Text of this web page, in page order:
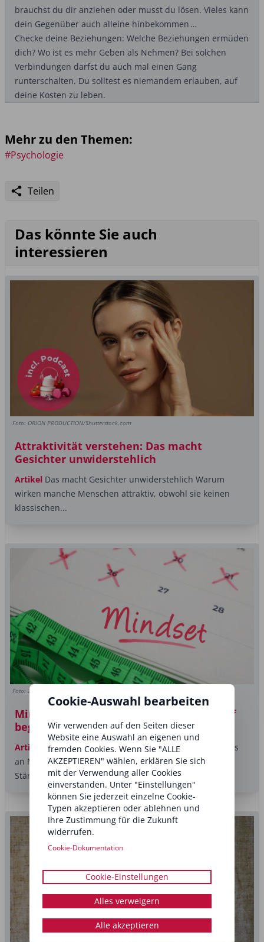
brauchst du dir anziehen oder musst du lösen. Vieles kann
dein Gegenüber auch alleine hinbekommen …
Checke deine Beziehungen: Welche Beziehungen ermüden
dich? Wo ist es mehr Geben als Nehmen? Bei solchen
Verbindungen darfst du auch mal einen Gang
runterschalten. Du solltest es niemandem erlauben, auf
deine Kosten zu leben.
Mehr zu den Themen:
#Psychologie
Teilen
Das könnte Sie auch
interessieren
Foto: ORION PRODUCTION/Shutterstock.com
Attraktivität verstehen: Das macht
Gesichter unwiderstehlich
Artikel Das macht Gesichter unwiderstehlich Warum
wirken manche Menschen attraktiv, obwohl sie keinen
klassischen...
Foto: ZA Media/Shutterstock.com
Mindset Training: Warum Fitness im Kopf
beginnt
Artikel
Beim Thema Fitness denken die meisten von uns
an Muskeln, Ausdauer und jede Menge Schweiß. Doch
Stärke hat nicht nur mit...
Cookie-Auswahl bearbeiten
Wir verwenden auf den Seiten dieser
Website eine Auswahl an eigenen und
fremden Cookies. Wenn Sie "ALLE
AKZEPTIEREN" wählen, erklären Sie sich
mit der Verwendung aller Cookies
einverstanden. Unter "Einstellungen"
können Sie jederzeit einzelne Cookie-
Typen akzeptieren oder ablehnen und
Ihre Zustimmung für die Zukunft
widerrufen.
Cookie-Dokumentation
Cookie-Einstellungen
Alles verweigern
Alle akzeptieren